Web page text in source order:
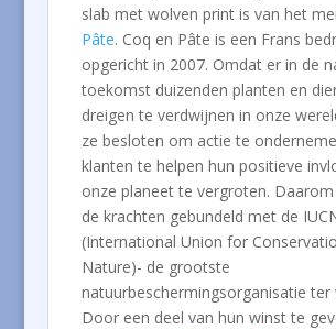
slab met wolven print is van het
Pâte. Coq en Pâte is een Frans
opgericht in 2007. Omdat er in de
toekomst duizenden planten en
dreigen te verdwijnen in onze
ze besloten om actie te
klanten te helpen hun positieve
onze planeet te vergroten.
de krachten gebundeld met de
(International Union for
Nature)- de grootste
natuurbeschermingsorganisatie ter
Door een deel van hun winst te